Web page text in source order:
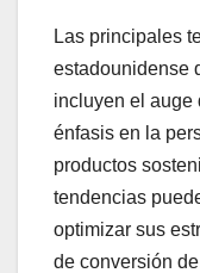
Las principales
estadounidense
incluyen el auge
énfasis en la
productos
tendencias
optimizar sus
de conversión